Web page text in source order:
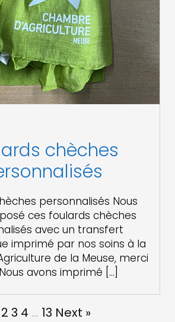
chèches
personnalisés Nous
ces foulards chèches
avec un transfert
imprimé par nos soins à la
de la Meuse, merci
avons imprimé […]
2 3 4 … 13 Next »